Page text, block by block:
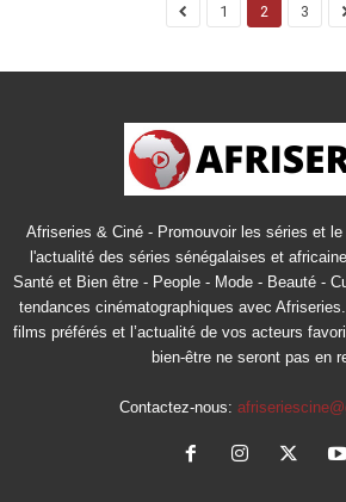
1 2 3
Afriseries & Ciné - Promouvoir les séries et
l'actualité des séries sénégalaises et
Santé et Bien être - People - Mode - Beauté -
tendances cinématographiques avec
films préférés et l’actualité de vos acteurs
bien-être ne seront pas en
Contactez-nous: